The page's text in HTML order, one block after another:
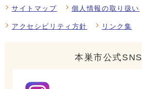
サイトマップ 個人情報の取り扱い
アクセシビリティ方針 リンク集
本巣市公式SNS